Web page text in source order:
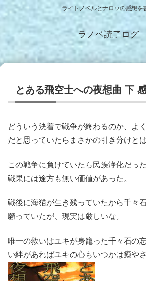
ライトノベルとナロウの感想を
ラノベ読了ログ
とある飛空士への夜想曲 下
どういう決着で戦争が終わるのか、よ
だと思っていたらまさかの引き分けと
この戦争に負けていたら民族浄化だっ
戦果には途方も無い価値があった。
戦後に海猫が生き残っていたから千々
願っていたが、現実は厳しいな。
唯一の救いはユキが身籠った千々石の
い絆があればユキの心もいつかは癒や